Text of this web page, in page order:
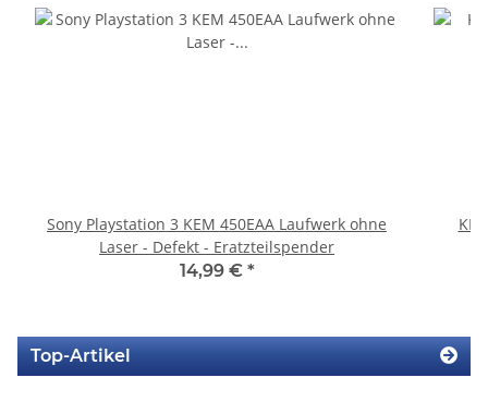
Sony Playstation 3 KEM 450EAA Laufwerk ohne
Laser - Defekt - Eratzteilspender
14,99 € *
Top-Artikel